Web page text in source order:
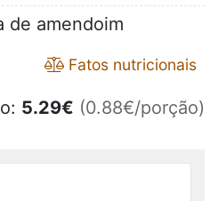
de amendoim
Fatos nutricionais
5.29€ (0.88€/porção)